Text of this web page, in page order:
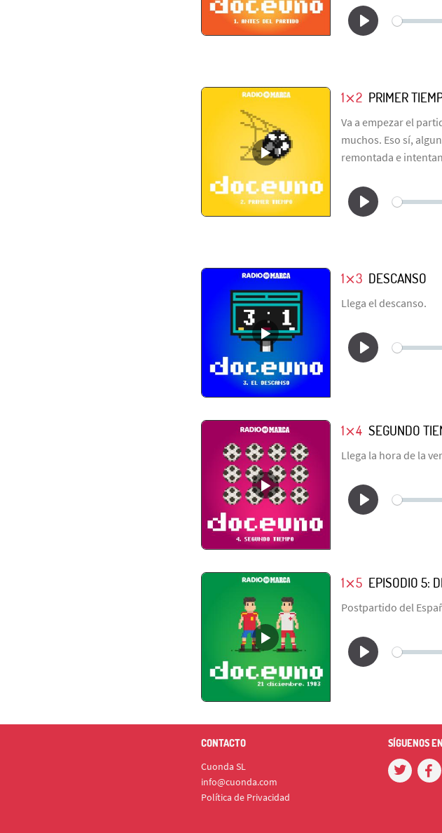
1⨯2 PRIMER
Va a empezar el
muchos. Eso sí,
remontada e
1⨯3 DESCANSO
Llega el descanso.
1⨯4 SEGUNDO
Llega la hora de la
1⨯5 EPISODIO 5:
Postpartido del
CONTACTO
Cuonda SL
info@cuonda.com
Política de Privacidad
SÍGUENOS EN